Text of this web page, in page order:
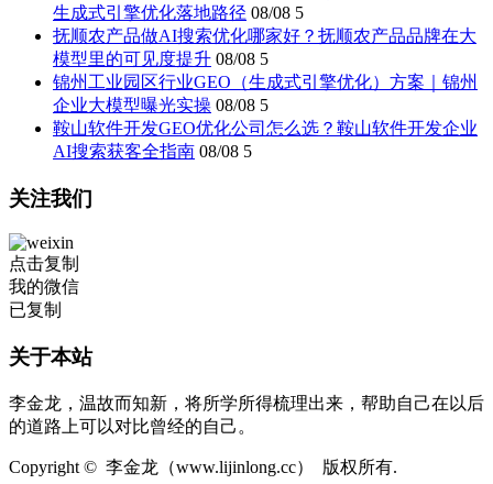
生成式引擎优化落地路径 08/08 5
抚顺农产品做AI搜索优化哪家好？抚顺农产品品牌在大
模型里的可见度提升 08/08 5
锦州工业园区行业GEO（生成式引擎优化）方案｜锦州
企业大模型曝光实操 08/08 5
鞍山软件开发GEO优化公司怎么选？鞍山软件开发企业
AI搜索获客全指南 08/08 5
关注我们
点击复制
我的微信
已复制
关于本站
李金龙，温故而知新，将所学所得梳理出来，帮助自己在以后
的道路上可以对比曾经的自己。
Copyright © 李金龙（www.lijinlong.cc） 版权所有.